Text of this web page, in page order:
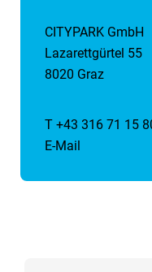
CITYPARK GmbH
Lazarettgürtel 55
8020 Graz
T +43 316 71 15
E-Mail